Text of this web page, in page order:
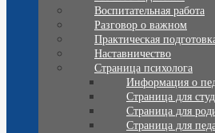
Воспитательная работа
Разговор о важном
Практическая
Наставничество
Страница психолога
Информация о
Страница для
Страница для
Страница для